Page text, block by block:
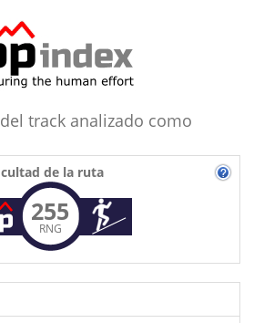
track analizado como
de la ruta
255
RNG